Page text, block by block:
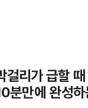
걸리가 급할 때
분만에 완성